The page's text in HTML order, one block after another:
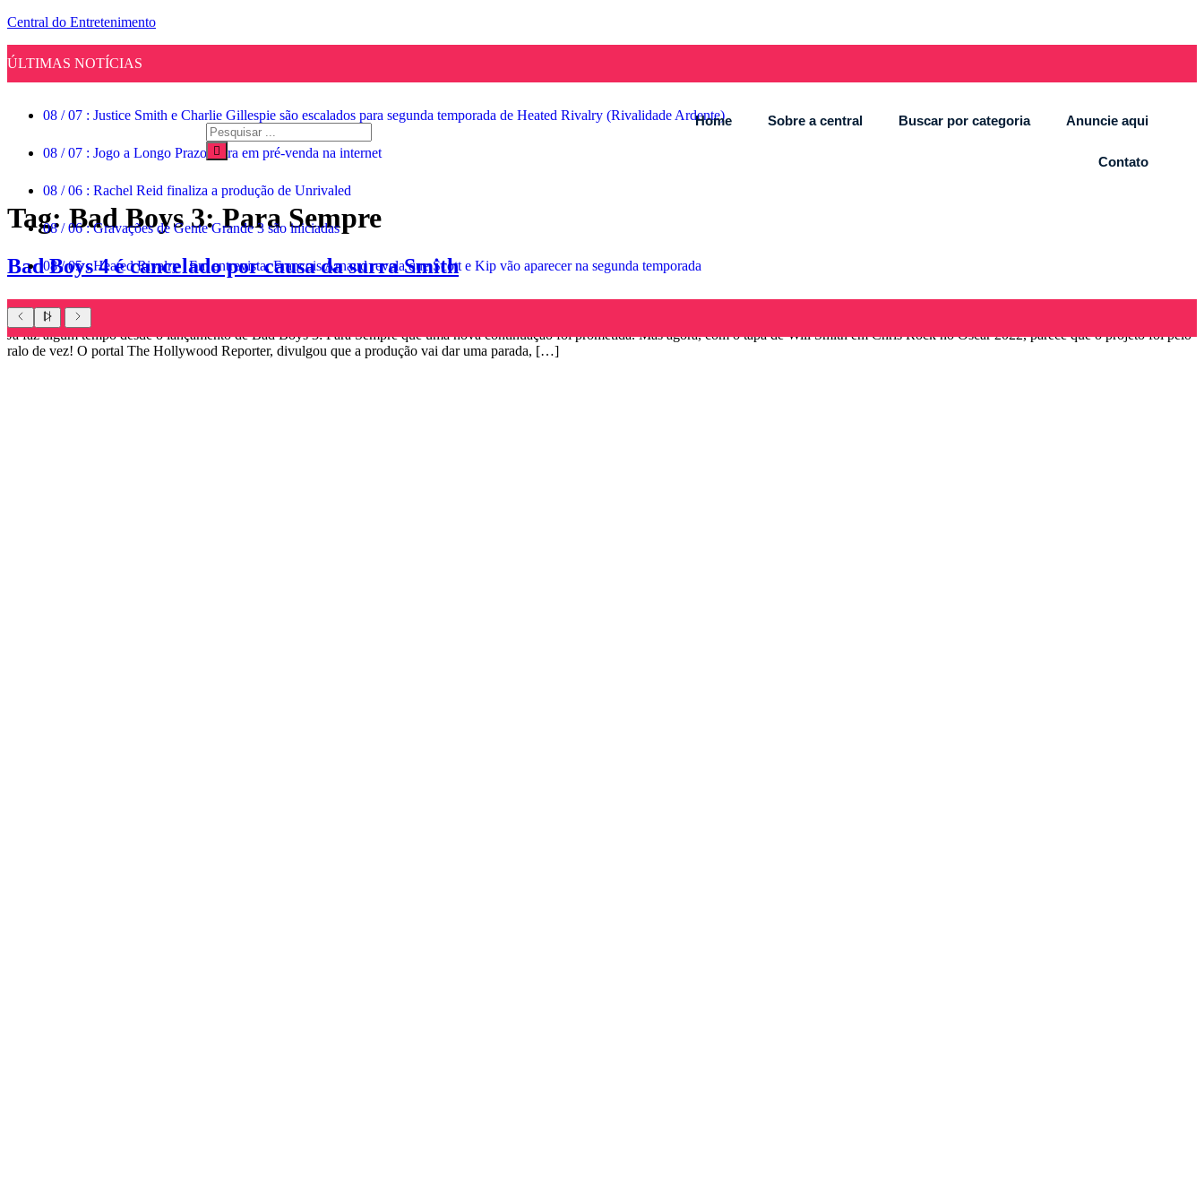
Central do Entretenimento
ÚLTIMAS NOTÍCIAS
08 / 07 : Justice Smith e Charlie Gillespie são escalados para segunda temporada de Heated Rivalry (Rivalidade Ardente)
08 / 07 : Jogo a Longo Prazo entra em pré-venda na internet
08 / 06 : Rachel Reid finaliza a produção de Unrivaled
08 / 06 : Gravações de Gente Grande 3 são iniciadas
08 / 05 : Heated Rivalry | Em entrevista, François Arnaud revela que Scott e Kip vão aparecer na segunda temporada
Home Sobre a central Buscar por categoria Anuncie aqui
Contato
Tag:Bad Boys 3: Para Sempre
Bad Boys 4 é cancelado por causa da surra Smith
Já faz algum tempo desde o lançamento de Bad Boys 3: Para Sempre que uma nova continuação foi prometida. Mas agora, com o tapa de Will Smith em Chris Rock no Oscar 2022, parece que o projeto foi pelo
ralo de vez! O portal The Hollywood Reporter, divulgou que a produção vai dar uma parada, […]